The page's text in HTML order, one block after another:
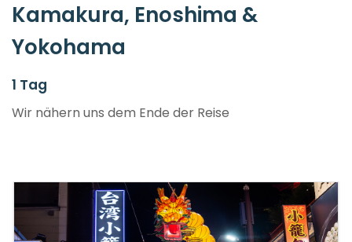
Kamakura, Enoshima &
Yokohama
1 Tag
Wir nähern uns dem Ende der Reise